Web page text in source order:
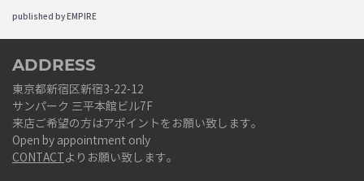
published by EMPIRE
ADDRESS
東京都新宿区新宿3-22-12
サンパーク 三平本館ビル7F
来店ご希望の方はアポイントをお願い致します。
Open by appointment only
CONTACTよりお願い致します。